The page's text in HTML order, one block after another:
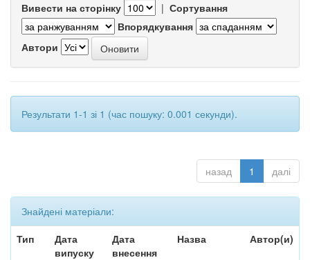
Вивести на сторінку | Сортування
Впорядкування
Автори
Результати 1-1 зі 1 (час пошуку: 0.001 секунди).
назад 1 далі
Знайдені матеріали:
Тип
Дата
випуску
Дата
внесення
Назва Автор(и)